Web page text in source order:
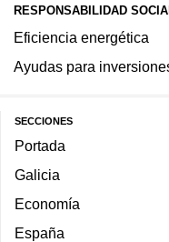
RESPONSABILIDAD
Eficiencia energética
Ayudas para
SECCIONES
Portada
Galicia
Economía
España